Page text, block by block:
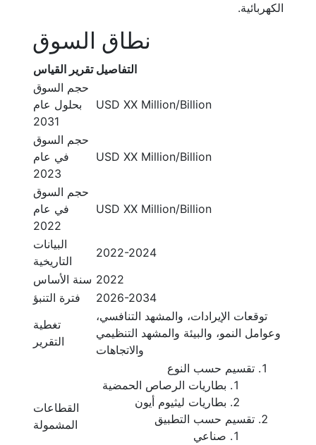
الكهربائية.
نطاق السوق
تقرير القياس التفاصيل
حجم السوق
بحلول عام
2031
USD XX Million/Billion
حجم السوق
في عام
2023
USD XX Million/Billion
حجم السوق
في عام
2022
USD XX Million/Billion
البيانات
التاريخية
2022-2024
سنة الأساس 2022
فترة التنبؤ
2026-2034
تغطية
التقرير
توقعات الإيرادات، والمشهد التنافسي،
وعوامل النمو، والبيئة والمشهد التنظيمي
والاتجاهات
القطاعات
المشمولة
تقسيم حسب النوع
بطاريات الرصاص الحمضية
بطاريات ليثيوم أيون
تقسيم حسب التطبيق
صناعي